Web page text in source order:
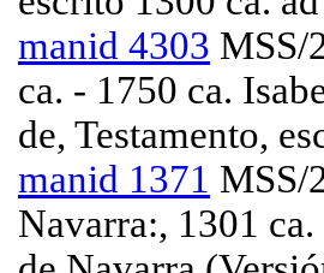
manid 4303 MSS/
ca. - 1750 ca.
de, Testamento,
manid 1371 MSS/
Navarra:, 1301